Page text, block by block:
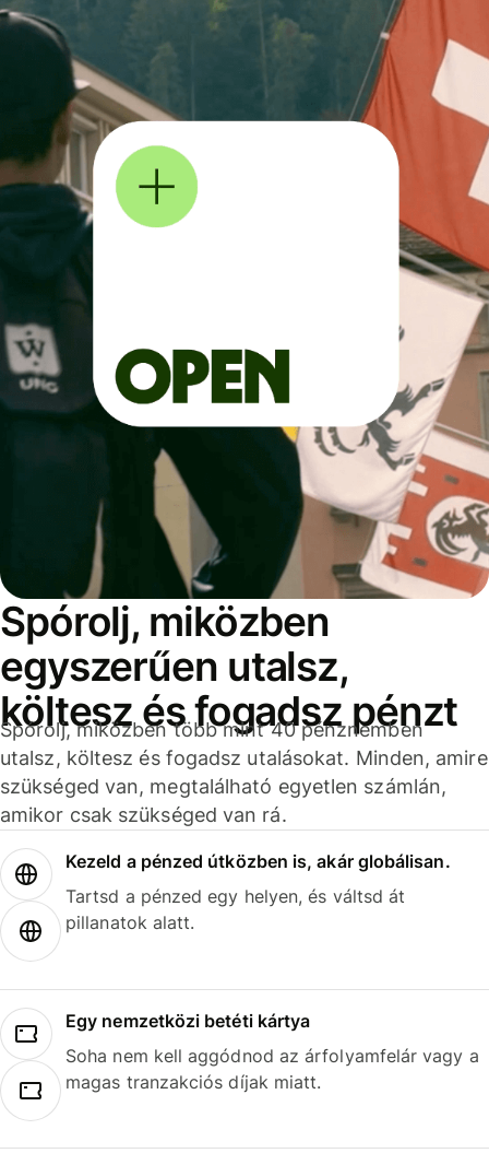
Spórolj, miközben
egyszerűen utalsz,
költesz és fogadsz pénzt
Spórolj, miközben több mint 40 pénznemben
utalsz, költesz és fogadsz utalásokat. Minden, amire
szükséged van, megtalálható egyetlen számlán,
amikor csak szükséged van rá.
Kezeld a pénzed útközben is, akár globálisan.
Tartsd a pénzed egy helyen, és váltsd át
pillanatok alatt.
Egy nemzetközi betéti kártya
Soha nem kell aggódnod az árfolyamfelár vagy a
magas tranzakciós díjak miatt.